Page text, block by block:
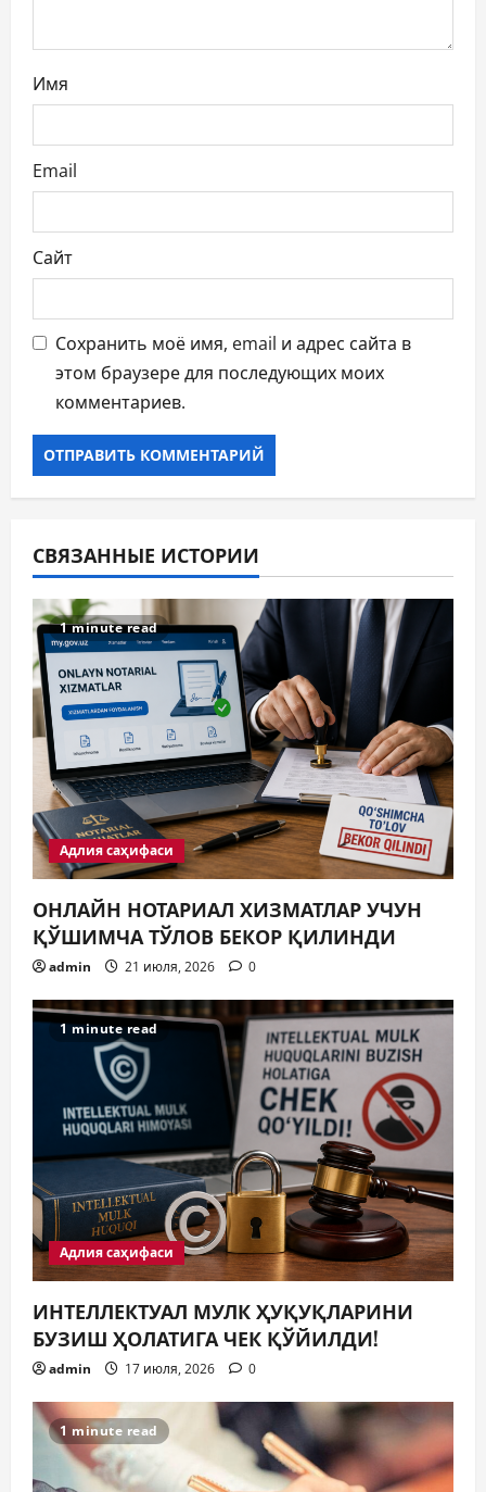
с
я
Имя
Email
Сайт
Сохранить моё имя, email и адрес сайта в
этом браузере для последующих моих
комментариев.
СВЯЗАННЫЕ ИСТОРИИ
1 minute read
Адлия саҳифаси
ОНЛАЙН НОТАРИАЛ ХИЗМАТЛАР УЧУН
ҚЎШИМЧА ТЎЛОВ БЕКОР ҚИЛИНДИ
admin 21 июля, 2026 0
1 minute read
Адлия саҳифаси
ИНТЕЛЛЕКТУАЛ МУЛК ҲУҚУҚЛАРИНИ
БУЗИШ ҲОЛАТИГА ЧЕК ҚЎЙИЛДИ!
admin 17 июля, 2026 0
1 minute read